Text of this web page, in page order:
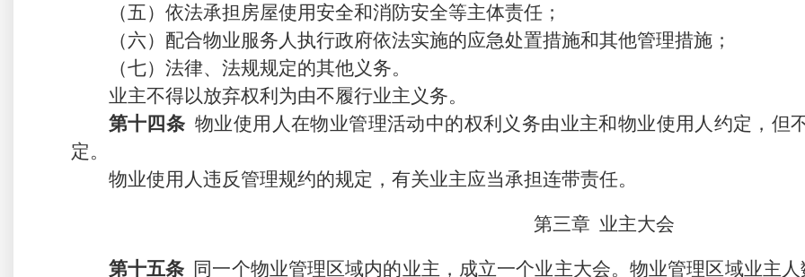
（五） 依法承担 房屋使用安全和消防安全等主体责任；
（六） 配合物业服务人执行政府依法实施的应急处置措施和其他管理措施；
（七）法律、法规规定的其他义务。
业主不得以放弃权利为由不履行业主义务。
第十 四条 物业使用人在物业管理活动中的权利义务由业主和物业使用人约定，但
定。
物业使用人违反管理规约的规定，有关业主应当承担连带责任。
第三章 业主大会
第十五条 同一个物业管理区域内的业主，成立一个业主大会。物业管理区域业主